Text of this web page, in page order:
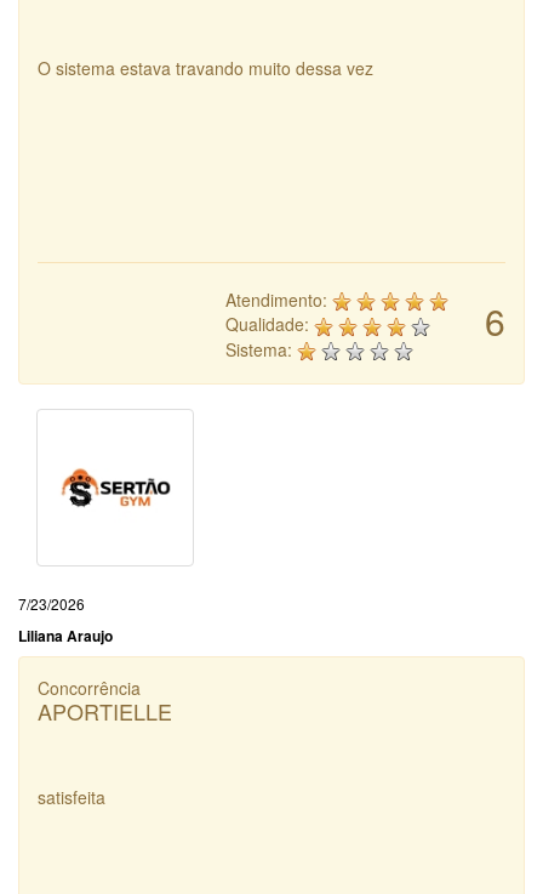
O sistema estava travando muito dessa vez
6
Atendimento:
Qualidade:
Sistema:
7/23/2026
Liliana Araujo
Concorrência
APORTIELLE
satisfeita